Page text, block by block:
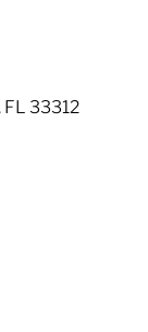
FL 33312